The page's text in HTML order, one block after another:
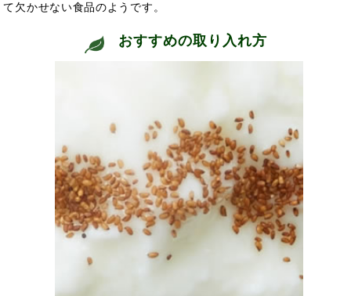
て欠かせない食品のようです。
おすすめの取り入れ方